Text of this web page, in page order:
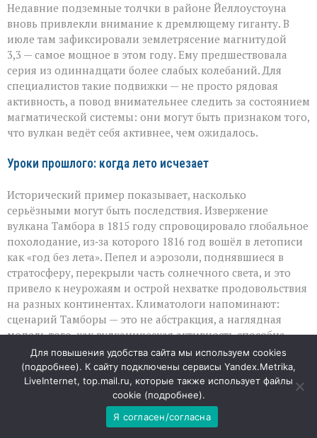
Недавние подземные толчки в районе Йеллоустоуна
вновь привлекли внимание к дремлющему гиганту. В
июле там зафиксировали землетрясение магнитудой
3,3 — самое мощное в этом году. Ему предшествовала
серия из одиннадцати более слабых колебаний. Для
специалистов такие подвижки — не просто рядовая
активность, а повод внимательнее следить за состоянием
магматической системы: они могут быть признаком того,
что вулкан ведёт себя активнее, чем ожидалось.
Уроки прошлого: когда лето исчезает
Исторический пример показывает, насколько
серьёзными могут быть последствия. Извержение
вулкана Тамбора в 1815 году спровоцировало глобальное
похолодание, из‑за которого 1816 год вошёл в летописи
как «год без лета». Пепел и аэрозоли, поднявшиеся в
стратосферу, перекрыли часть солнечного света, и это
привело к неурожаям и острой нехватке продовольствия
на разных континентах. Климатологи напоминают:
сценарий Тамборы — это не абстракция, а наглядная
модель того, как вулканическая активность способна
менять климат и ломать привычные циклы
выращивания урожая.
Цепная реакция: от пепла до пустых прилавков
Если супервулкан вроде Йеллоустоуна начнёт мощное
Для повышения удобства сайта мы используем cookies
(подробнее). К сайту подключены сервисы Yandex.Metrika,
LiveInternet, top.mail.ru, которые также использует файлы
cookie (подробнее).
Я согласен/согласна